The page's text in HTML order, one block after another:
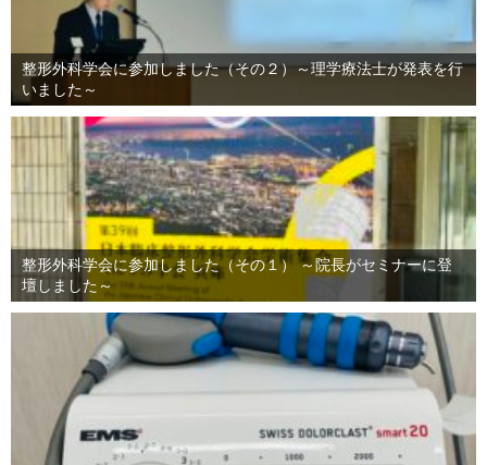
整形外科学会に参加しました（その２）～理学療法士が発表を行
いました～
整形外科学会に参加しました（その１） ～院長がセミナーに登
壇しました～